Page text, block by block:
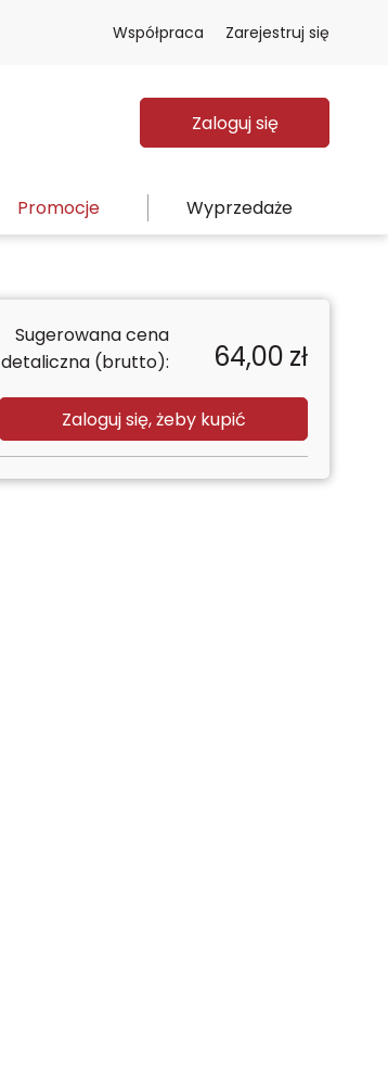
Współpraca Zarejestruj się
Zaloguj się
Promocje Wyprzedaże
Sugerowana cena
detaliczna (brutto):
64,00 zł
Zaloguj się, żeby kupić